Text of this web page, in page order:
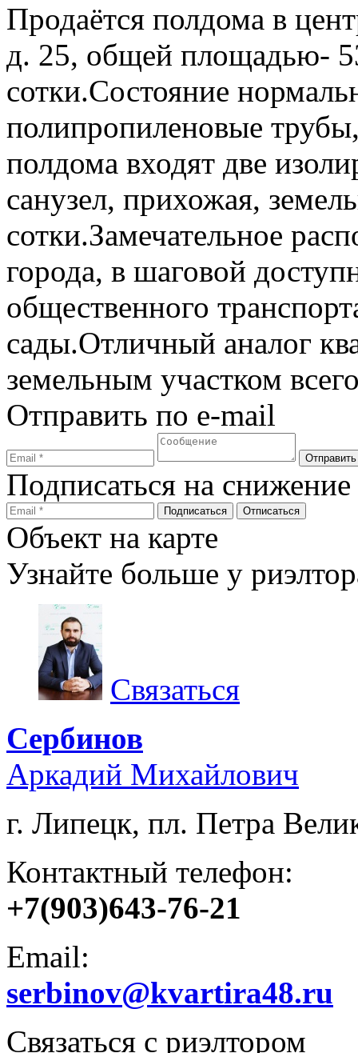
Продаётся полдома в
д. 25, общей площадью-
сотки.Состояние
полипропиленовые
полдома входят две
санузел, прихожая,
сотки.Замечательное
города, в шаговой
общественного
сады.Отличный аналог
земельным участком
Отправить по e-mail
Подписаться на
Объект на карте
Узнайте больше у
Связаться
Сербинов
Аркадий Михайлович
г. Липецк, пл. Петра
Контактный телефон:
+7(903)643-76-21
Email:
serbinov@kvartira48.ru
Связаться с риэлтором